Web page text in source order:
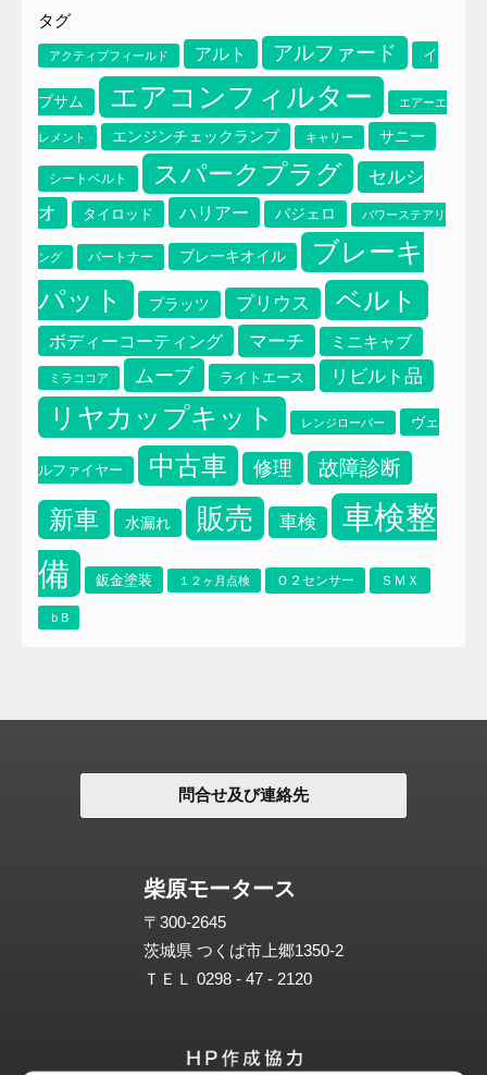
イプサム エアコンフィルター エアーエレメント
タグ
アクティブフィールド アルト アルファード イ
プサム エアコンフィルター エアーエ
レメント エンジンチェックランプ キャリー サニー
シートベルト スパークプラグ
セルシ
オ
タイロッド ハリアー パジェロ パワーステアリ
ング パートナー ブレーキオイル
ブレーキ
パット
プラッツ プリウス ベルト
ボディーコーティング マーチ ミニキャブ
ミラココア ムーブ ライトエース リビルト品
リヤカップキット レンジローバー ヴェ
ルファイヤー 中古車 修理 故障診断
新車 水漏れ 販売 車検
車検整
備
鈑金塗装 １２ヶ月点検 Ｏ２センサー ＳＭＸ
ｂB
問合せ及び連絡先
柴原モータース
〒300-2645
茨城県 つくば市上郷1350-2
ＴＥＬ 0298 - 47 - 2120